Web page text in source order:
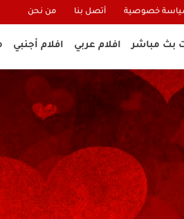
خصوصية أتصل بنا من نحن
بث مباشر افلام عربي افلام أجنبي